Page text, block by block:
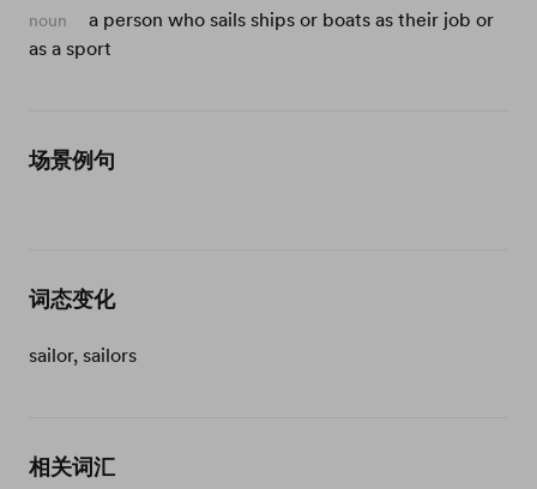
noun
a person who sails ships or boats as their job or
as a sport
场景例句
词态变化
sailor, sailors
相关词汇